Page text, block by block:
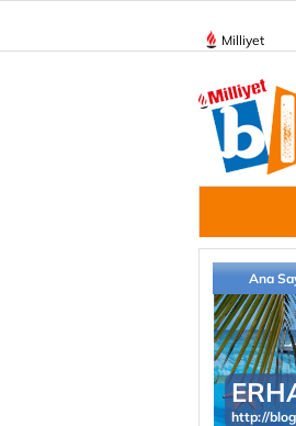
Milliyet
Ana
http://